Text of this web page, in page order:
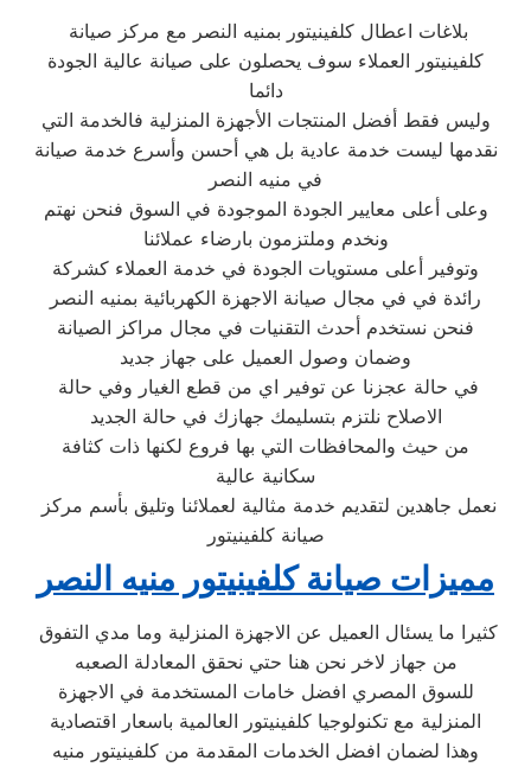
كلفينيتور العملاء سوف يحصلون على صيانة عالية الجودة
دائما
وليس فقط أفضل المنتجات الأجهزة المنزلية فالخدمة التي
نقدمها ليست خدمة عادية بل هي أحسن وأسرع خدمة صيانة
في منيه النصر
وعلى أعلى معايير الجودة الموجودة في السوق فنحن نهتم
ونخدم وملتزمون بارضاء عملائنا
وتوفير أعلى مستويات الجودة في خدمة العملاء كشركة
رائدة في في مجال صيانة الاجهزة الكهربائية بمنيه النصر
فنحن نستخدم أحدث التقنيات في مجال مراكز الصيانة
وضمان وصول العميل على جهاز جديد
الاصلاح نلتزم بتسليمك جهازك في حالة الجديد
من حيث والمحافظات التي بها فروع لكنها ذات كثافة
سكانية عالية
صيانة كلفينيتور
مميزات صيانة كلفينيتور منيه النصر
من جهاز لاخر نحن هنا حتي نحقق المعادلة الصعبه
للسوق المصري افضل خامات المستخدمة في الاجهزة
المنزلية مع تكنولوجيا كلفينيتور العالمية باسعار اقتصادية
وهذا لضمان افضل الخدمات المقدمة من كلفينيتور منيه